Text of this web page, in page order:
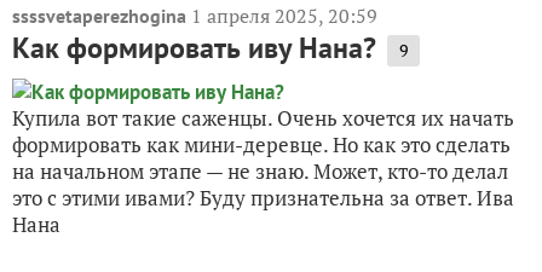
ssssvetaperezhogina 1 апреля 2025, 20:59
Как формировать иву Нана? 9
Купила вот такие саженцы. Очень хочется их начать
формировать как мини-деревце. Но как это сделать
на начальном этапе — не знаю. Может, кто-то делал
это с этими ивами? Буду признательна за ответ. Ива
Нана